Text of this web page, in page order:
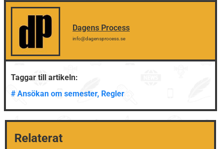
Dagens Process
info@dagensprocess.se
Taggar till artikeln:
# Ansökan om semester, Regler
Relaterat